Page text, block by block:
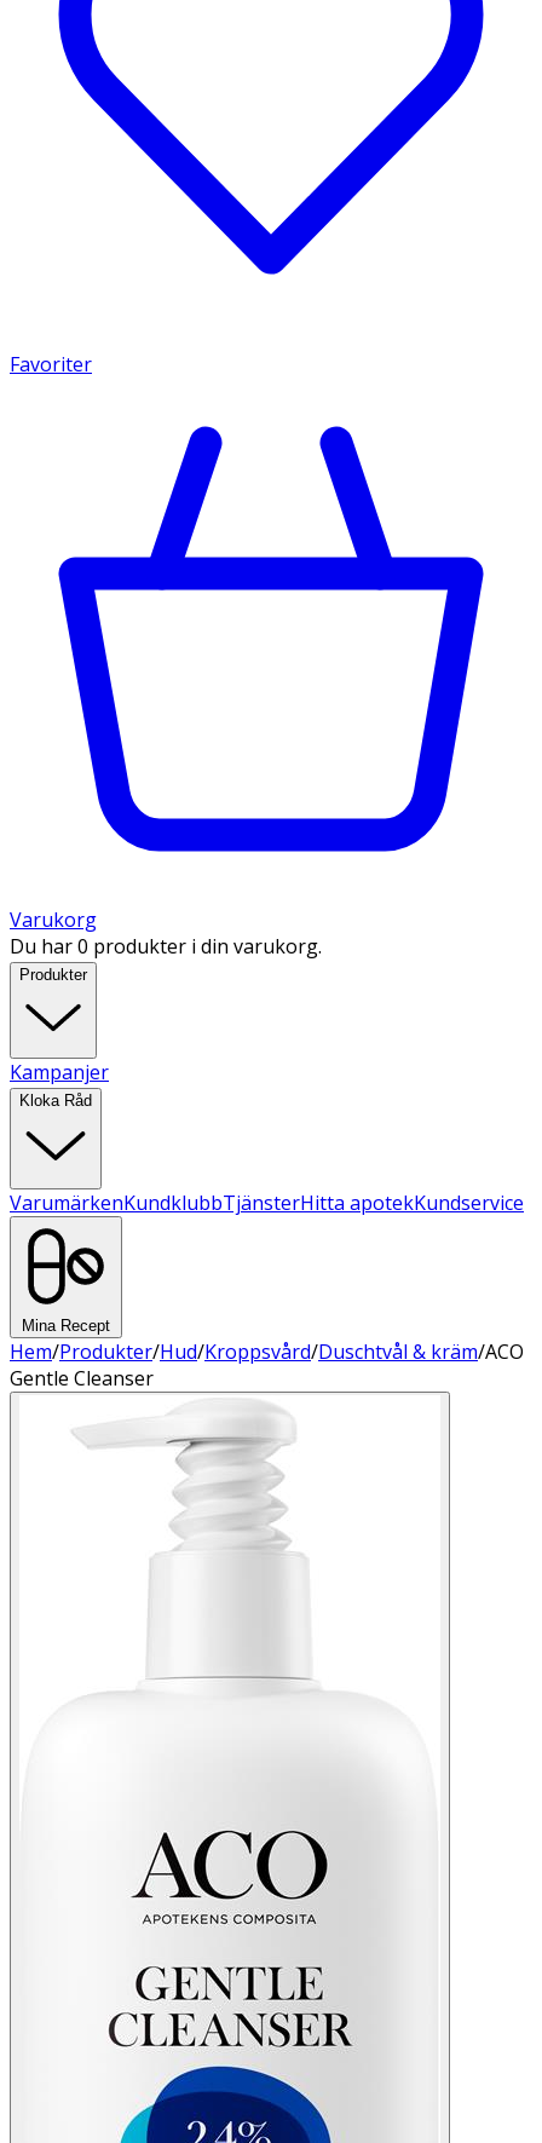
Favoriter
Varukorg
Du har 0 produkter i din varukorg.
Produkter
Kampanjer
Kloka Råd
VarumärkenKundklubbTjänsterHitta apotekKundservice
Mina Recept
Hem/Produkter/Hud/Kroppsvård/Duschtvål & kräm/ACO
Gentle Cleanser